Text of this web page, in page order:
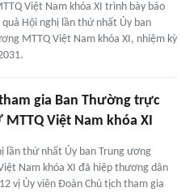
Việt Nam khóa XI trình bày báo
quả Hội nghị lần thứ nhất Ủy ban
MTTQ Việt Nam khóa XI, nhiệm kỳ
gia Ban Thường trực
MTTQ Việt Nam khóa XI
lần thứ nhất Ủy ban Trung ương
Nam khóa XI đã hiệp thương dân
vị Ủy viên Đoàn Chủ tịch tham gia